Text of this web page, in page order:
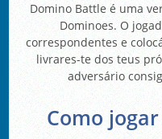
Domino Battle é uma
Dominoes. O
correspondentes e
livrares-te dos teus
adversário
Como